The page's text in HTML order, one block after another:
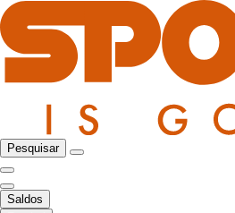
Pesquisar
Saldos